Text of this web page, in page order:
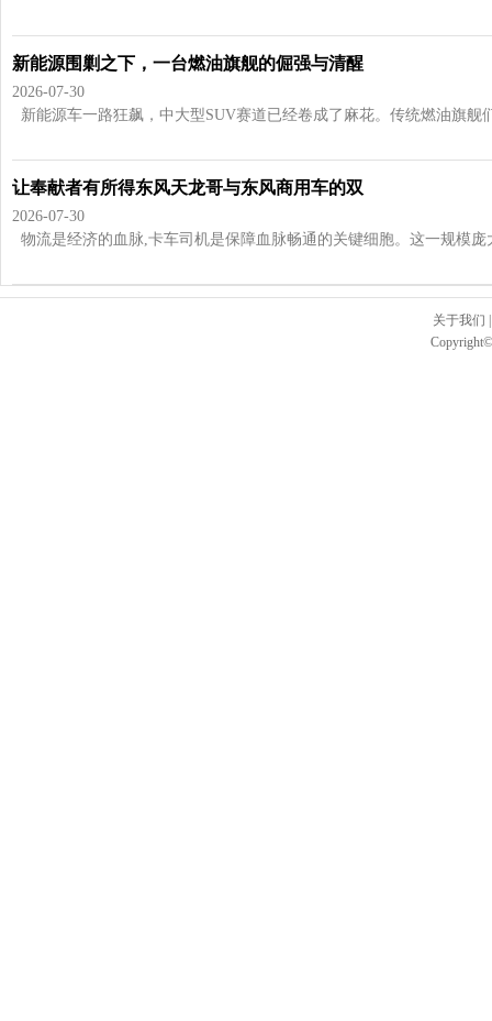
新能源围剿之下，一台燃油旗舰的倔强与清醒
2026-07-30
新能源车一路狂飙，中大型SUV赛道已经卷成了麻花。传统燃油旗
让奉献者有所得东风天龙哥与东风商用车的双
2026-07-30
物流是经济的血脉,卡车司机是保障血脉畅通的关键细胞。这一规模
关于我们